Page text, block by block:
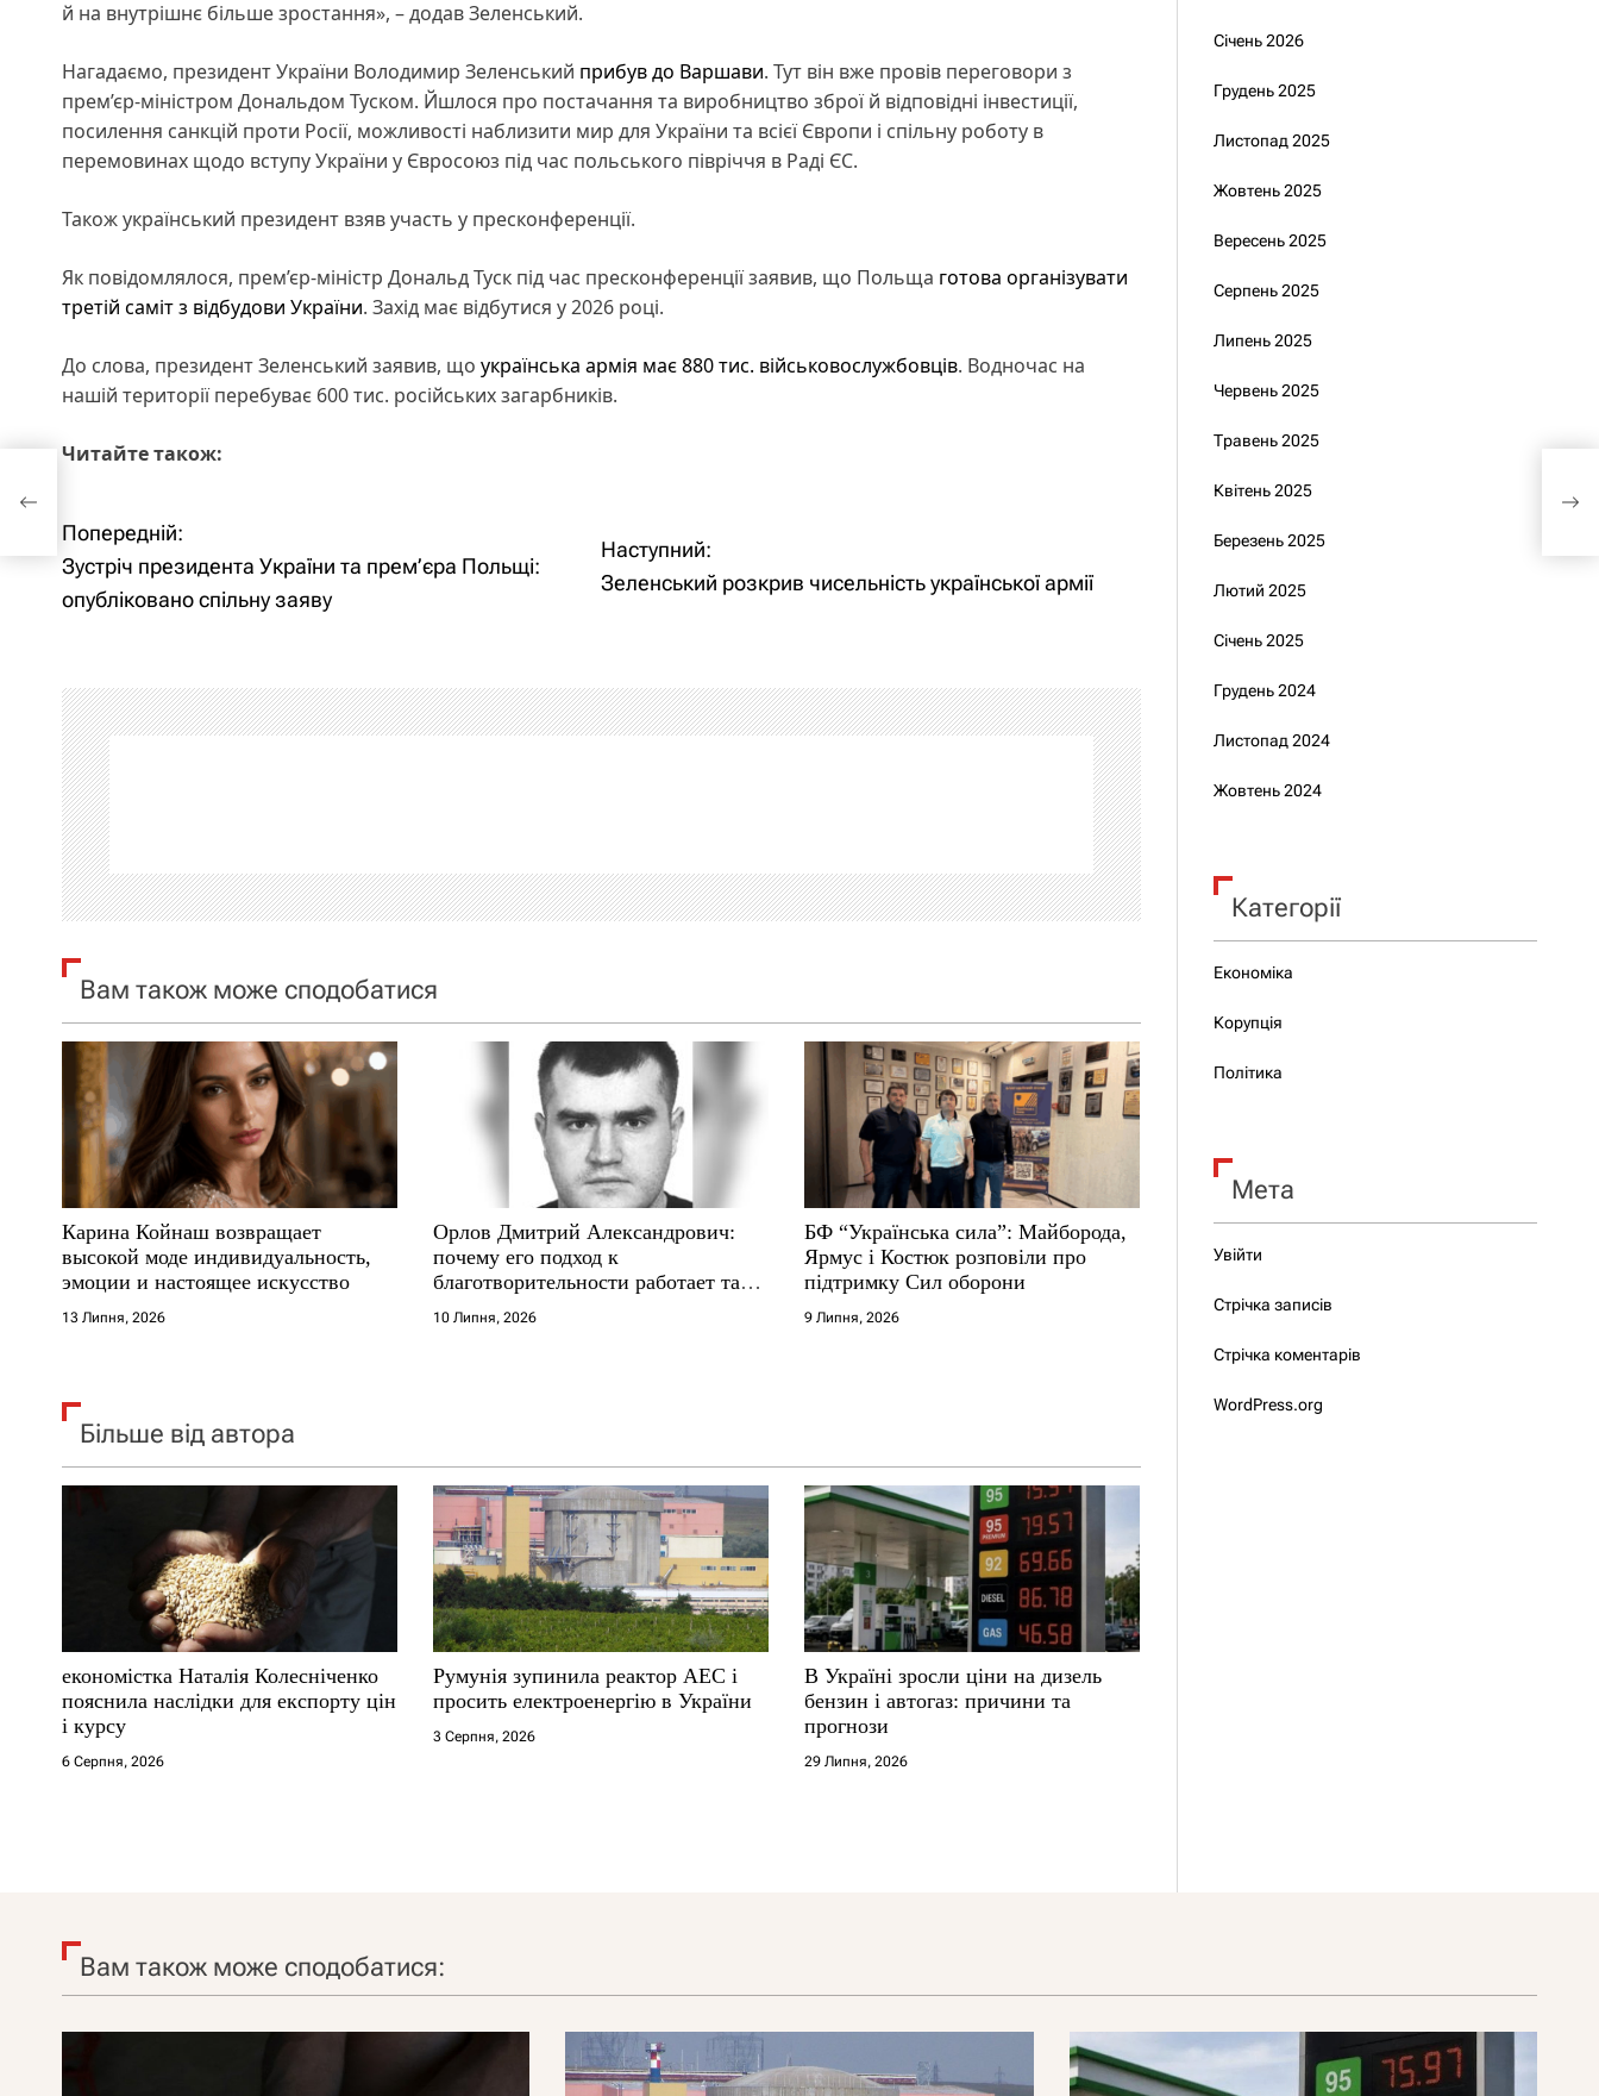
й на внутрішнє більше зростання», – додав Зеленський.
Нагадаємо, президент України Володимир Зеленський прибув до Варшави. Тут він вже провів переговори з
прем’єр-міністром Дональдом Туском. Йшлося про постачання та виробництво зброї й відповідні інвестиції,
посилення санкцій проти Росії, можливості наблизити мир для України та всієї Європи і спільну роботу в
перемовинах щодо вступу України у Євросоюз під час польського півріччя в Раді ЄС.
Також український президент взяв участь у пресконференції.
Як повідомлялося, прем’єр-міністр Дональд Туск під час пресконференції заявив, що Польща готова організувати
третій саміт з відбудови України. Захід має відбутися у 2026 році.
До слова, президент Зеленський заявив, що українська армія має 880 тис. військовослужбовців. Водночас на
нашій території перебуває 600 тис. російських загарбників.
Читайте також:
Н
а
і
г
а
ц
і
я
а
п
и
с
і
в
Попередній:
Зустріч президента України та прем’єра Польщі:
опубліковано спільну заяву
Наступний:
Зеленський розкрив чисельність української армії
Вам також може сподобатися
Карина Койнаш возвращает
высокой моде индивидуальность,
эмоции и настоящее искусство
13 Липня, 2026
Орлов Дмитрий Александрович:
почему его подход к
благотворительности работает там,
где другие не выдерживают
10 Липня, 2026
БФ “Українська сила”: Майборода,
Ярмус і Костюк розповіли про
підтримку Сил оборони
9 Липня, 2026
Більше від автора
економістка Наталія Колесніченко
пояснила наслідки для експорту цін
і курсу
6 Серпня, 2026
Румунія зупинила реактор АЕС і
просить електроенергію в України
3 Серпня, 2026
В Україні зросли ціни на дизель
бензин і автогаз: причини та
прогнози
29 Липня, 2026
Січень 2026
Грудень 2025
Листопад 2025
Жовтень 2025
Вересень 2025
Серпень 2025
Липень 2025
Червень 2025
Травень 2025
Квітень 2025
Березень 2025
Лютий 2025
Січень 2025
Грудень 2024
Листопад 2024
Жовтень 2024
Категорії
Економіка
Корупція
Політика
Мета
Увійти
Стрічка записів
Стрічка коментарів
WordPress.org
Вам також може сподобатися: